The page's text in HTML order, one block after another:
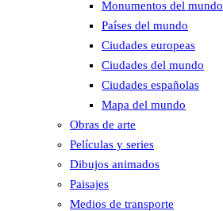
Monumentos del mundo
Países del mundo
Ciudades europeas
Ciudades del mundo
Ciudades españolas
Mapa del mundo
Obras de arte
Películas y series
Dibujos animados
Paisajes
Medios de transporte